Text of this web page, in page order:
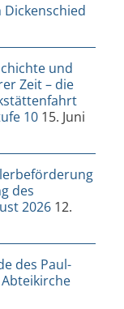
Dickenschied
und
Zeit – die
10 15. Juni
des
2026 12.
des Paul-